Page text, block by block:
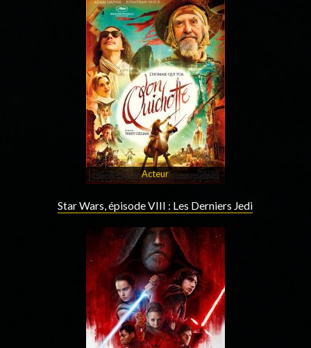
Acteur
Star Wars, épisode VIII : Les Derniers Jedi